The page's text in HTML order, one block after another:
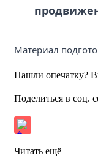
Материал
Нашли опечатку?
Поделиться в соц.
Читать ещё